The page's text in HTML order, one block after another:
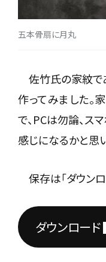
五本骨扇に月丸
佐竹氏の家紋で
作ってみました。
で、PCは勿論、ス
感じになるかと思
保存は「ダウン
ダウンロード